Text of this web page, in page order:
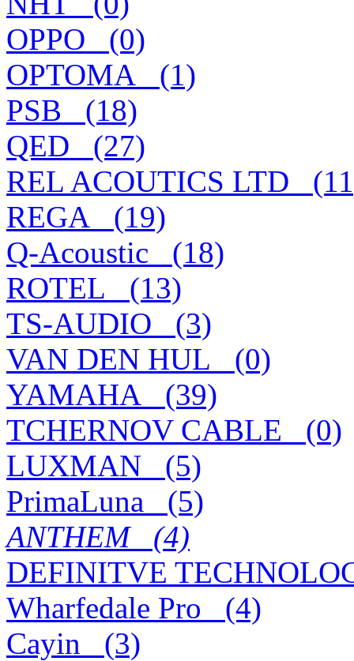
OPPO_ (0)
OPTOMA_ (1)
PSB_ (18)
QED_ (27)
REL ACOUTICS LTD_
REGA_ (19)
Q-Acoustic_ (18)
ROTEL_ (13)
TS-AUDIO_ (3)
VAN DEN HUL_ (0)
YAMAHA_ (39)
TCHERNOV CABLE_ (0)
LUXMAN_ (5)
PrimaLuna_ (5)
ANTHEM_ (4)
DEFINITVE
Wharfedale Pro_ (4)
Cayin_ (3)